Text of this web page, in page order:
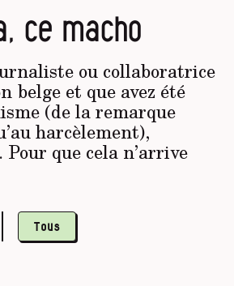
ce macho
ou collaboratrice
belge et que avez été
(de la remarque
harcèlement),
que cela n’arrive
Tous